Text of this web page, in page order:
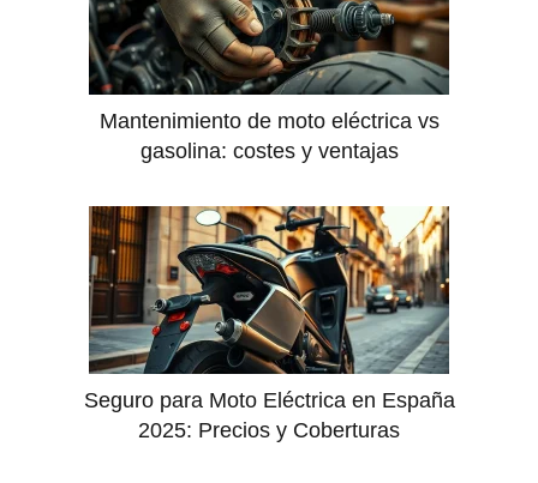
Mantenimiento de moto eléctrica vs
gasolina: costes y ventajas
Seguro para Moto Eléctrica en España
2025: Precios y Coberturas